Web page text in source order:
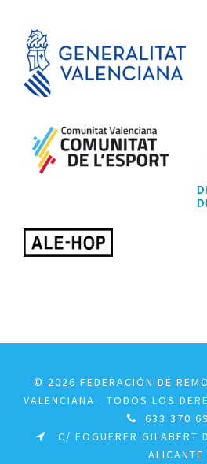
© 2026 FEDERACIÓN DE
VALENCIANA . TODOS LOS
633 370
C/ FOGUERER GILABERT
ALICANTE